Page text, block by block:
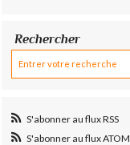
Rechercher
S'abonner au flux RSS
S'abonner au flux ATOM